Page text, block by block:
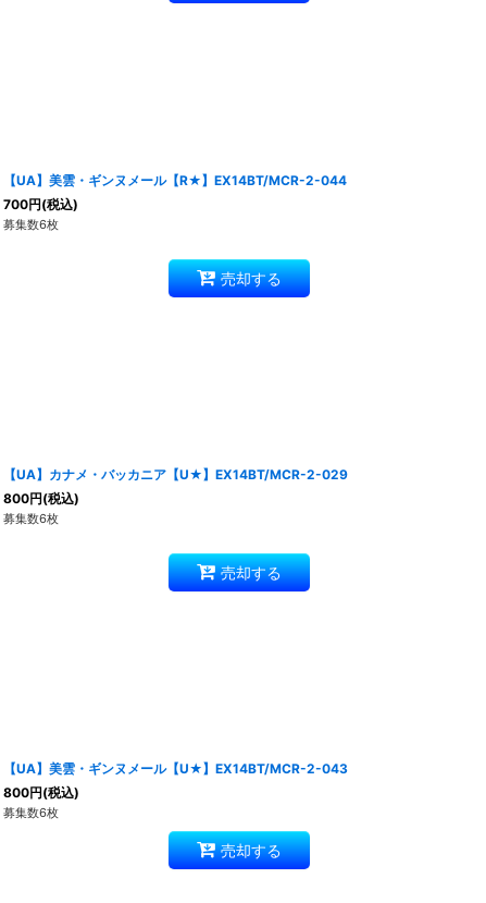
【UA】美雲・ギンヌメール【R★】EX14BT/MCR-2-044
700円(税込)
募集数6枚
売却する
【UA】カナメ・バッカニア【U★】EX14BT/MCR-2-029
800円(税込)
募集数6枚
売却する
【UA】美雲・ギンヌメール【U★】EX14BT/MCR-2-043
800円(税込)
募集数6枚
売却する